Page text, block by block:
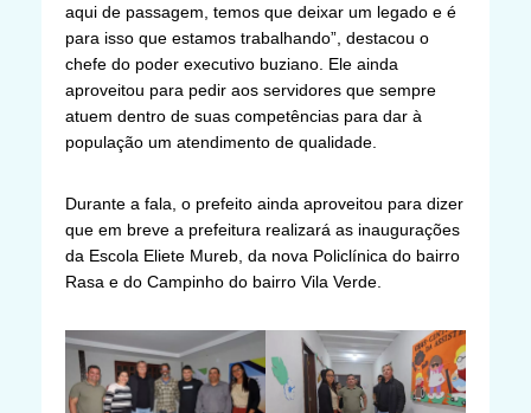
aqui de passagem, temos que deixar um legado e é
para isso que estamos trabalhando”, destacou o
chefe do poder executivo buziano. Ele ainda
aproveitou para pedir aos servidores que sempre
atuem dentro de suas competências para dar à
população um atendimento de qualidade.
Durante a fala, o prefeito ainda aproveitou para dizer
que em breve a prefeitura realizará as inaugurações
da Escola Eliete Mureb, da nova Policlínica do bairro
Rasa e do Campinho do bairro Vila Verde.